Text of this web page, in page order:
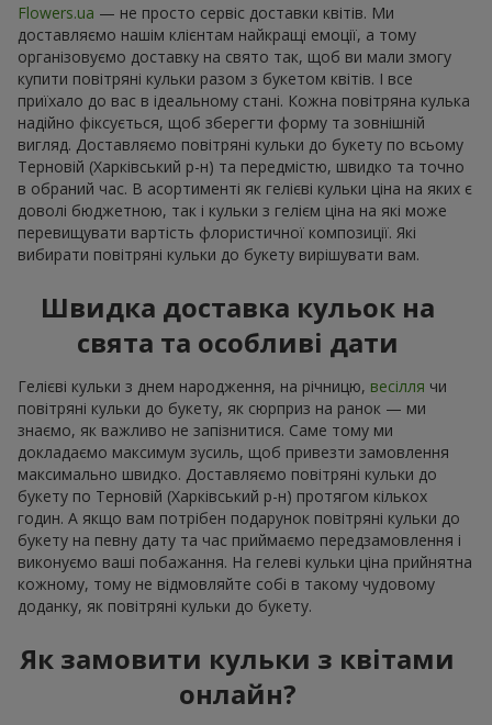
Flowers.ua — не просто сервіс доставки квітів. Ми
доставляємо нашім клієнтам найкращі емоції, а тому
організовуємо доставку на свято так, щоб ви мали змогу
купити повітряні кульки разом з букетом квітів. І все
приїхало до вас в ідеальному стані. Кожна повітряна кулька
надійно фіксується, щоб зберегти форму та зовнішній
вигляд. Доставляємо повітряні кульки до букету по всьому
Терновій (Харківський р-н) та передмістю, швидко та точно
в обраний час. В асортименті як гелієві кульки ціна на яких є
доволі бюджетною, так і кульки з гелієм ціна на які може
перевищувати вартість флористичної композиції. Які
вибирати повітряні кульки до букету вирішувати вам.
Швидка доставка кульок на
свята та особливі дати
Гелієві кульки з днем народження, на річницю, весілля чи
повітряні кульки до букету, як сюрприз на ранок — ми
знаємо, як важливо не запізнитися. Саме тому ми
докладаємо максимум зусиль, щоб привезти замовлення
максимально швидко. Доставляємо повітряні кульки до
букету по Терновій (Харківський р-н) протягом кількох
годин. А якщо вам потрібен подарунок повітряні кульки до
букету на певну дату та час приймаємо передзамовлення і
виконуємо ваші побажання. На гелеві кульки ціна прийнятна
кожному, тому не відмовляйте собі в такому чудовому
доданку, як повітряні кульки до букету.
Як замовити кульки з квітами
онлайн?